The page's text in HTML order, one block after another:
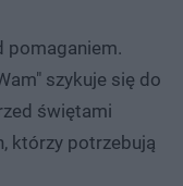
pomaganiem.
szykuje się do
świętami
którzy potrzebują